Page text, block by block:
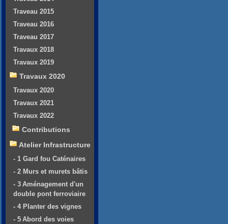
Traveau 2015
Traveau 2016
Traveau 2017
Travaux 2018
Travaux 2019
Travaux 2020
Travaux 2020
Travaux 2021
Travaux 2022
Contributions
Atelier Infrastructure
- 1 Gard fou Caténaires
- 2 Murs et murets bâtis
- 3 Aménagement d'un
double pont ferroviaire
- 4 Planter des vignes
- 5 Abord des voies